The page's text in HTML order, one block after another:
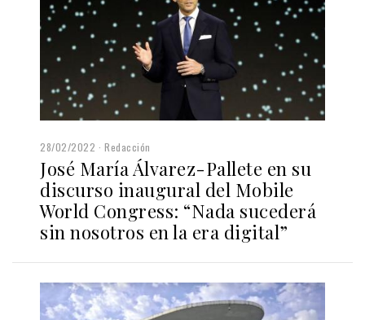
28/02/2022 Redacción
José María Álvarez-Pallete en su
discurso inaugural del Mobile
World Congress: “Nada sucederá
sin nosotros en la era digital”